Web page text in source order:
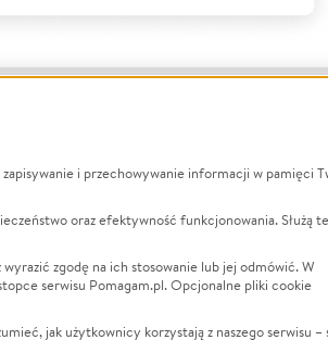
na
LGBTQ+
Powódź
Wichura
i przechowywanie informacji w pamięci
oraz efektywność funkcjonowania. Służą
zgodę na ich stosowanie lub jej odmówić. W
serwisu Pomagam.pl. Opcjonalne pliki cookie
jak użytkownicy korzystają z naszego serwisu –